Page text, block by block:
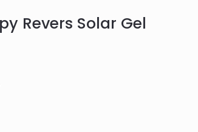
Revers Solar Gel